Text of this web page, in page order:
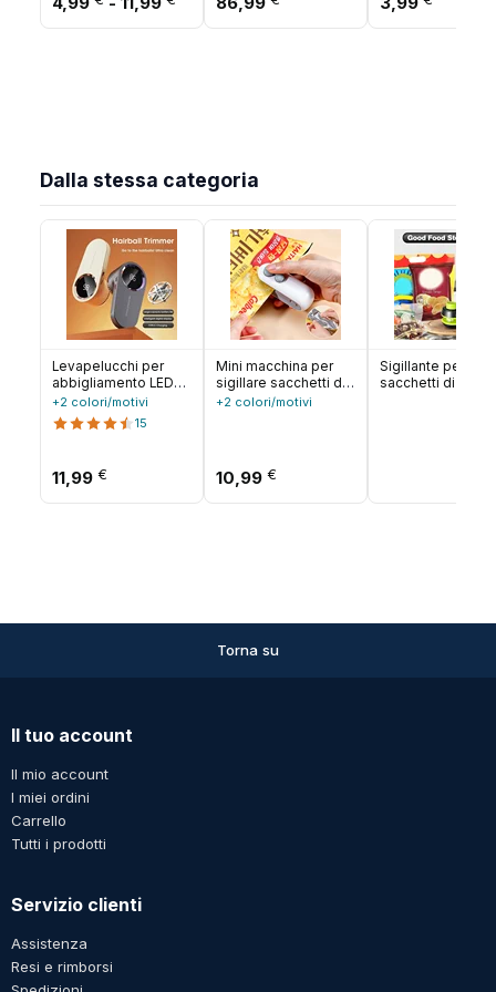
elettrodomestico
Dalla stessa categoria
Levapelucchi per
abbigliamento LED
elettrico digitale
levapelucchi a pellet
USB ricaricabile Fuzz
+2 colori/motivi
15
11,99 €
Mini macchina per
sigillare sacchetti di
calore Sigillatrice per
portatile Sigillatrice
+2 colori/motivi
10,99 €
Sigillante per
sacchetti di
Torna su
Il tuo account
Il mio account
I miei ordini
Carrello
Tutti i prodotti
Servizio clienti
Assistenza
Resi e rimborsi